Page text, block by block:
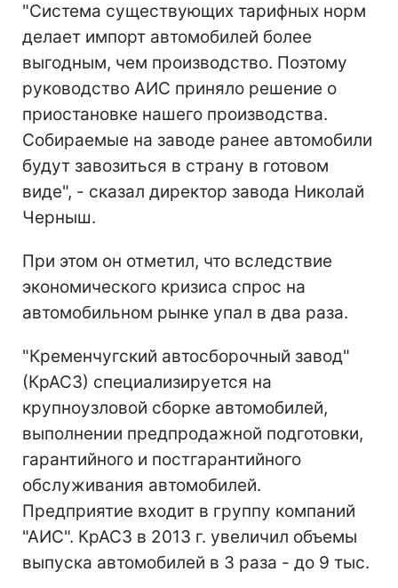
"Система существующих тарифных норм
делает импорт автомобилей более
выгодным, чем производство. Поэтому
руководство АИС приняло решение о
приостановке нашего производства.
Собираемые на заводе ранее автомобили
будут завозиться в страну в готовом
виде", - сказал директор завода Николай
Черныш.
При этом он отметил, что вследствие
экономического кризиса спрос на
автомобильном рынке упал в два раза.
"Кременчугский автосборочный завод"
(КрАСЗ) специализируется на
крупноузловой сборке автомобилей,
выполнении предпродажной подготовки,
гарантийного и постгарантийного
обслуживания автомобилей.
Предприятие входит в группу компаний
"АИС". КрАСЗ в 2013 г. увеличил объемы
выпуска автомобилей в 3 раза - до 9 тыс.